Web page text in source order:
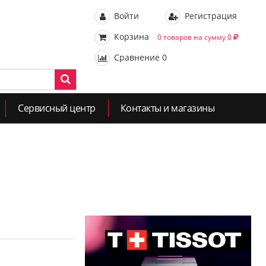
Войти
Регистрация
Корзина
0 товаров на сумму 0
Сравнение 0
Сервисный центр Контакты и магазины